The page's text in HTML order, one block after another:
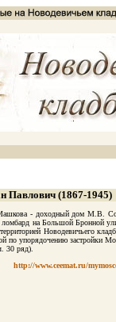
Павлович (1867-1945)
- доходный дом М.В.
на Большой Бронной
Новодевичьего
упорядочению застройки
30 ряд).
http://www.ceemat.ru/